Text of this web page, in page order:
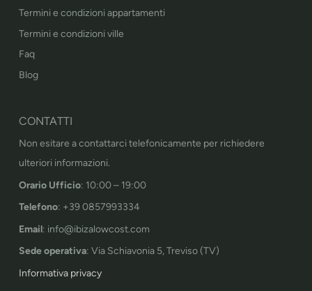
Termini e condizioni appartamenti
Termini e condizioni ville
Faq
Blog
CONTATTI
Non esitare a contattarci telefonicamente per richiedere
ulteriori informazioni.
Orario Ufficio: 10:00 – 19:00
Telefono: +39 0857993334
Email: info@ibizalowcost.com
Sede operativa: Via Schiavonia 5, Treviso (TV)
Informativa privacy